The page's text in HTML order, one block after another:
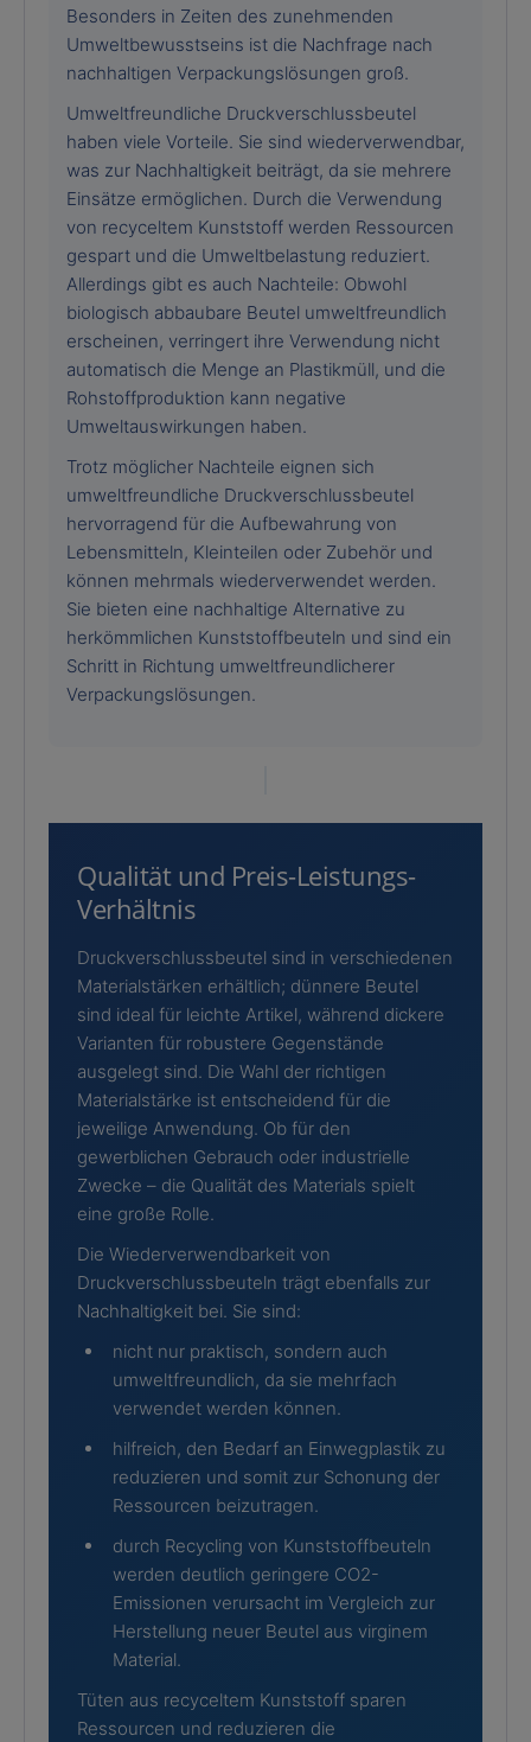
Besonders in Zeiten des zunehmenden
Umweltbewusstseins ist die Nachfrage nach
nachhaltigen Verpackungslösungen groß.
Umweltfreundliche Druckverschlussbeutel
haben viele Vorteile. Sie sind wiederverwendbar,
was zur Nachhaltigkeit beiträgt, da sie mehrere
Einsätze ermöglichen. Durch die Verwendung
von recyceltem Kunststoff werden Ressourcen
gespart und die Umweltbelastung reduziert.
Allerdings gibt es auch Nachteile: Obwohl
biologisch abbaubare Beutel umweltfreundlich
erscheinen, verringert ihre Verwendung nicht
automatisch die Menge an Plastikmüll, und die
Rohstoffproduktion kann negative
Umweltauswirkungen haben.
Trotz möglicher Nachteile eignen sich
umweltfreundliche Druckverschlussbeutel
hervorragend für die Aufbewahrung von
Lebensmitteln, Kleinteilen oder Zubehör und
können mehrmals wiederverwendet werden.
Sie bieten eine nachhaltige Alternative zu
herkömmlichen Kunststoffbeuteln und sind ein
Schritt in Richtung umweltfreundlicherer
Verpackungslösungen.
Qualität und Preis-Leistungs-
Verhältnis
Druckverschlussbeutel sind in verschiedenen
Materialstärken erhältlich; dünnere Beutel
sind ideal für leichte Artikel, während dickere
Varianten für robustere Gegenstände
ausgelegt sind. Die Wahl der richtigen
Materialstärke ist entscheidend für die
jeweilige Anwendung. Ob für den
gewerblichen Gebrauch oder industrielle
Zwecke – die Qualität des Materials spielt
eine große Rolle.
Die Wiederverwendbarkeit von
Druckverschlussbeuteln trägt ebenfalls zur
Nachhaltigkeit bei. Sie sind:
nicht nur praktisch, sondern auch
umweltfreundlich, da sie mehrfach
verwendet werden können.
hilfreich, den Bedarf an Einwegplastik zu
reduzieren und somit zur Schonung der
Ressourcen beizutragen.
durch Recycling von Kunststoffbeuteln
werden deutlich geringere CO2-
Emissionen verursacht im Vergleich zur
Herstellung neuer Beutel aus virginem
Material.
Tüten aus recyceltem Kunststoff sparen
Ressourcen und reduzieren die